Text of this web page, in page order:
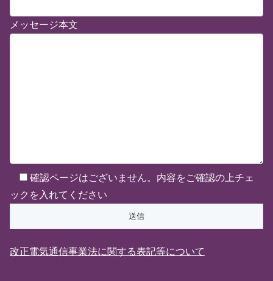
メッセージ本文
確認ページはございません。内容をご確認の上チェ
ックを入れてください
改正電気通信事業法に関する表記等について